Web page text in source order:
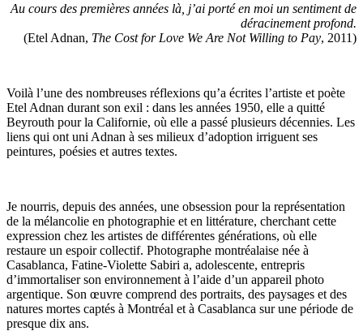
Au cours des premières années là, j’ai porté en moi un sentiment de
déracinement profond.
(Etel Adnan, The Cost for Love We Are Not Willing to Pay, 2011)
Voilà l’une des nombreuses réflexions qu’a écrites l’artiste et poète
Etel Adnan durant son exil : dans les années 1950, elle a quitté
Beyrouth pour la Californie, où elle a passé plusieurs décennies. Les
liens qui ont uni Adnan à ses milieux d’adoption irriguent ses
peintures, poésies et autres textes.
Je nourris, depuis des années, une obsession pour la représentation
de la mélancolie en photographie et en littérature, cherchant cette
expression chez les artistes de différentes générations, où elle
restaure un espoir collectif. Photographe montréalaise née à
Casablanca, Fatine-Violette Sabiri a, adolescente, entrepris
d’immortaliser son environnement à l’aide d’un appareil photo
argentique. Son œuvre comprend des portraits, des paysages et des
natures mortes captés à Montréal et à Casablanca sur une période de
presque dix ans.